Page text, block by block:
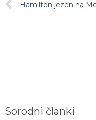
Sorodni članki